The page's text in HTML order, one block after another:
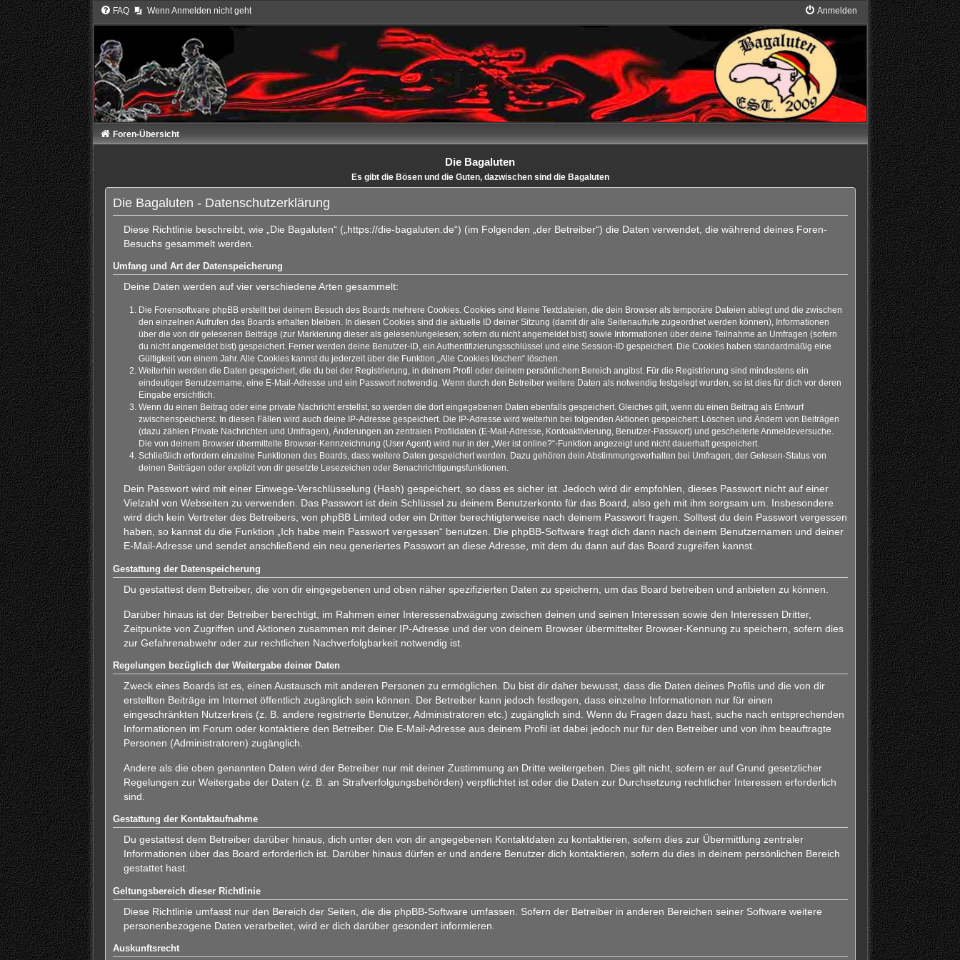
FAQ Wenn Anmelden nicht geht Anmelden
Foren-Übersicht
Die Bagaluten
Es gibt die Bösen und die Guten, dazwischen sind die Bagaluten
Die Bagaluten - Datenschutzerklärung
Diese Richtlinie beschreibt, wie „Die Bagaluten“ („https://die-bagaluten.de“) (im Folgenden „der Betreiber“) die Daten verwendet, die während deines Foren-
Besuchs gesammelt werden.
Umfang und Art der Datenspeicherung
Deine Daten werden auf vier verschiedene Arten gesammelt:
Die Forensoftware phpBB erstellt bei deinem Besuch des Boards mehrere Cookies. Cookies sind kleine Textdateien, die dein Browser als temporäre Dateien ablegt und die zwischen
den einzelnen Aufrufen des Boards erhalten bleiben. In diesen Cookies sind die aktuelle ID deiner Sitzung (damit dir alle Seitenaufrufe zugeordnet werden können), Informationen
über die von dir gelesenen Beiträge (zur Markierung dieser als gelesen/ungelesen; sofern du nicht angemeldet bist) sowie Informationen über deine Teilnahme an Umfragen (sofern
du nicht angemeldet bist) gespeichert. Ferner werden deine Benutzer-ID, ein Authentifizierungsschlüssel und eine Session-ID gespeichert. Die Cookies haben standardmäßig eine
Gültigkeit von einem Jahr. Alle Cookies kannst du jederzeit über die Funktion „Alle Cookies löschen“ löschen.
Weiterhin werden die Daten gespeichert, die du bei der Registrierung, in deinem Profil oder deinem persönlichem Bereich angibst. Für die Registrierung sind mindestens ein
eindeutiger Benutzername, eine E-Mail-Adresse und ein Passwort notwendig. Wenn durch den Betreiber weitere Daten als notwendig festgelegt wurden, so ist dies für dich vor deren
Eingabe ersichtlich.
Wenn du einen Beitrag oder eine private Nachricht erstellst, so werden die dort eingegebenen Daten ebenfalls gespeichert. Gleiches gilt, wenn du einen Beitrag als Entwurf
zwischenspeicherst. In diesen Fällen wird auch deine IP-Adresse gespeichert. Die IP-Adresse wird weiterhin bei folgenden Aktionen gespeichert: Löschen und Ändern von Beiträgen
(dazu zählen Private Nachrichten und Umfragen), Änderungen an zentralen Profildaten (E-Mail-Adresse, Kontoaktivierung, Benutzer-Passwort) und gescheiterte Anmeldeversuche.
Die von deinem Browser übermittelte Browser-Kennzeichnung (User Agent) wird nur in der „Wer ist online?“-Funktion angezeigt und nicht dauerhaft gespeichert.
Schließlich erfordern einzelne Funktionen des Boards, dass weitere Daten gespeichert werden. Dazu gehören dein Abstimmungsverhalten bei Umfragen, der Gelesen-Status von
deinen Beiträgen oder explizit von dir gesetzte Lesezeichen oder Benachrichtigungsfunktionen.
Dein Passwort wird mit einer Einwege-Verschlüsselung (Hash) gespeichert, so dass es sicher ist. Jedoch wird dir empfohlen, dieses Passwort nicht auf einer
Vielzahl von Webseiten zu verwenden. Das Passwort ist dein Schlüssel zu deinem Benutzerkonto für das Board, also geh mit ihm sorgsam um. Insbesondere
wird dich kein Vertreter des Betreibers, von phpBB Limited oder ein Dritter berechtigterweise nach deinem Passwort fragen. Solltest du dein Passwort vergessen
haben, so kannst du die Funktion „Ich habe mein Passwort vergessen“ benutzen. Die phpBB-Software fragt dich dann nach deinem Benutzernamen und deiner
E-Mail-Adresse und sendet anschließend ein neu generiertes Passwort an diese Adresse, mit dem du dann auf das Board zugreifen kannst.
Gestattung der Datenspeicherung
Du gestattest dem Betreiber, die von dir eingegebenen und oben näher spezifizierten Daten zu speichern, um das Board betreiben und anbieten zu können.
Darüber hinaus ist der Betreiber berechtigt, im Rahmen einer Interessenabwägung zwischen deinen und seinen Interessen sowie den Interessen Dritter,
Zeitpunkte von Zugriffen und Aktionen zusammen mit deiner IP-Adresse und der von deinem Browser übermittelter Browser-Kennung zu speichern, sofern dies
zur Gefahrenabwehr oder zur rechtlichen Nachverfolgbarkeit notwendig ist.
Regelungen bezüglich der Weitergabe deiner Daten
Zweck eines Boards ist es, einen Austausch mit anderen Personen zu ermöglichen. Du bist dir daher bewusst, dass die Daten deines Profils und die von dir
erstellten Beiträge im Internet öffentlich zugänglich sein können. Der Betreiber kann jedoch festlegen, dass einzelne Informationen nur für einen
eingeschränkten Nutzerkreis (z. B. andere registrierte Benutzer, Administratoren etc.) zugänglich sind. Wenn du Fragen dazu hast, suche nach entsprechenden
Informationen im Forum oder kontaktiere den Betreiber. Die E-Mail-Adresse aus deinem Profil ist dabei jedoch nur für den Betreiber und von ihm beauftragte
Personen (Administratoren) zugänglich.
Andere als die oben genannten Daten wird der Betreiber nur mit deiner Zustimmung an Dritte weitergeben. Dies gilt nicht, sofern er auf Grund gesetzlicher
Regelungen zur Weitergabe der Daten (z. B. an Strafverfolgungsbehörden) verpflichtet ist oder die Daten zur Durchsetzung rechtlicher Interessen erforderlich
sind.
Gestattung der Kontaktaufnahme
Du gestattest dem Betreiber darüber hinaus, dich unter den von dir angegebenen Kontaktdaten zu kontaktieren, sofern dies zur Übermittlung zentraler
Informationen über das Board erforderlich ist. Darüber hinaus dürfen er und andere Benutzer dich kontaktieren, sofern du dies in deinem persönlichen Bereich
gestattet hast.
Geltungsbereich dieser Richtlinie
Diese Richtlinie umfasst nur den Bereich der Seiten, die die phpBB-Software umfassen. Sofern der Betreiber in anderen Bereichen seiner Software weitere
personenbezogene Daten verarbeitet, wird er dich darüber gesondert informieren.
Auskunftsrecht